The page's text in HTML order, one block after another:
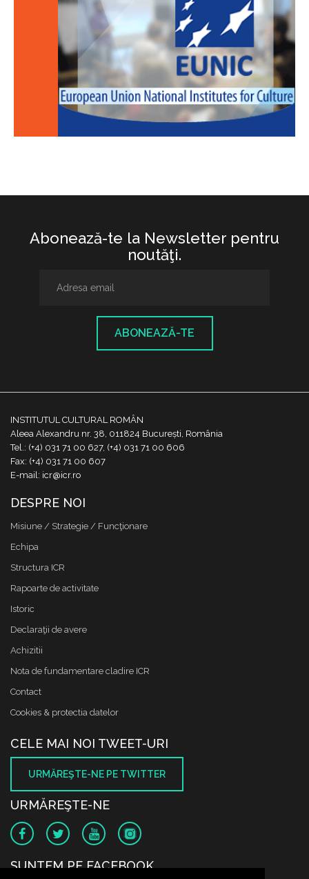
Abonează-te la Newsletter pentru
noutăţi.
ABONEAZĂ-TE
INSTITUTUL CULTURAL ROMÂN
Aleea Alexandru nr. 38, 011824 București, România
Tel.: (+4) 031 71 00 627, (+4) 031 71 00 606
Fax: (+4) 031 71 00 607
E-mail: icr@icr.ro
DESPRE NOI
Misiune / Strategie / Funcţionare
Echipa
Structura ICR
Rapoarte de activitate
Istoric
Declaraţii de avere
Achizitii
Nota de fundamentare cladire ICR
Contact
Cookies & protectia datelor
CELE MAI NOI TWEET-URI
URMĂREŞTE-NE PE TWITTER
URMĂREŞTE-NE
SUNTEM PE FACEBOOK